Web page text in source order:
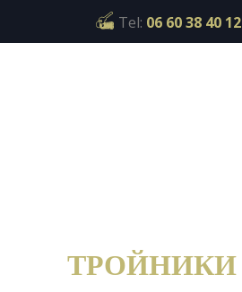
Tel: 06 60 38 40 12
ТРОЙНИКИ
Cookies management panel